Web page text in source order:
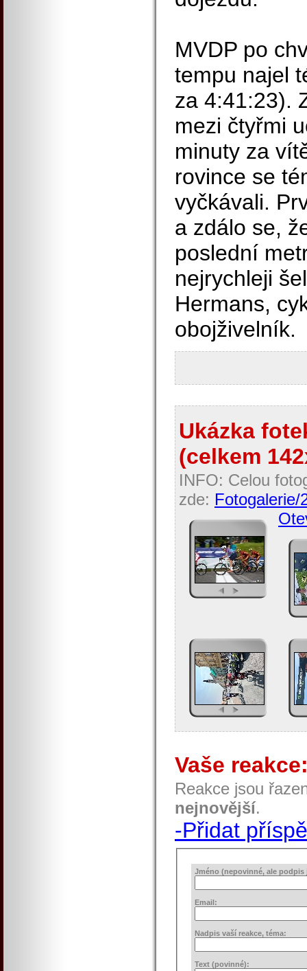
MVDP po
tempu najel
za 4:41:23).
mezi čtyřmi
minuty za
rovince se
vyčkávali.
a zdálo se,
poslední
nejrychleji
Hermans,
obojživelník.
Ukázka
(celkem
INFO: Celou
zde: Fotogalerie/
Vaše
Reakce jsou
nejnovější.
-Přidat
Jméno (nepovinné, ale podpis
Email:
Nadpis vaší reakce, téma:
Text (povinné):